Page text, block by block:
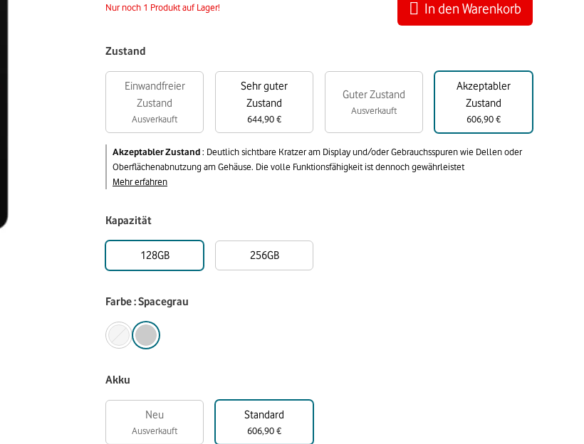
Nur noch 1 Produkt auf Lager!
In den Warenkorb
Zustand
Einwandfreier
Zustand
Ausverkauft
Sehr guter
Zustand
644,90 €
Guter Zustand
Ausverkauft
Akzeptabler
Zustand
606,90 €
Akzeptabler Zustand: Deutlich sichtbare Kratzer am Display und/oder Gebrauchsspuren wie Dellen oder
Oberflächenabnutzung am Gehäuse. Die volle Funktionsfähigkeit ist dennoch gewährleistet
Mehr erfahren
Kapazität
128GB 256GB
Farbe : Spacegrau
Akku
Neu
Ausverkauft
Standard
606,90 €